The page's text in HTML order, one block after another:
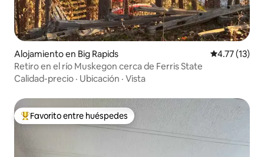
Alojamiento en Big Rapids Calificación
4.77 (13)
Retiro en el río Muskegon cerca de Ferris State
Calidad-precio · Ubicación · Vista
Favorito entre huéspedes preferido
Favorito entre huéspedes